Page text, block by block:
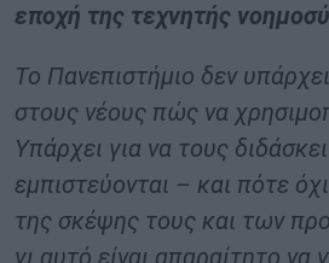
εποχή της τεχνητής
Το Πανεπιστήμιο δεν
στους νέους πώς να
Υπάρχει για να τους
εμπιστεύονται – και πότε
της σκέψης τους και των